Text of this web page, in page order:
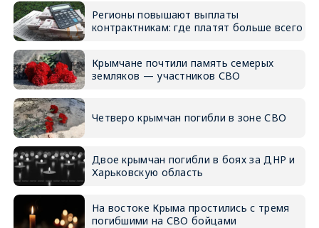
Регионы повышают выплаты
контрактникам: где платят больше всего
Крымчане почтили память семерых
земляков — участников СВО
Четверо крымчан погибли в зоне СВО
Двое крымчан погибли в боях за ДНР и
Харьковскую область
На востоке Крыма простились с тремя
погибшими на СВО бойцами